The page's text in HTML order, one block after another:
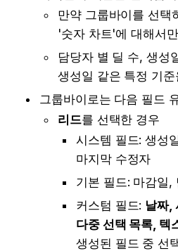
만약 그룹바이를 선택
'숫자 차트'에 대해서
담당자 별 딜 수, 생성
생성일 같은 특정 기
그룹바이로는 다음 필드
리드를 선택한 경우
시스템 필드: 생성
마지막 수정자
기본 필드: 마감일,
커스텀 필드: 날짜,
다중 선택 목록, 텍
생성된 필드 중 선